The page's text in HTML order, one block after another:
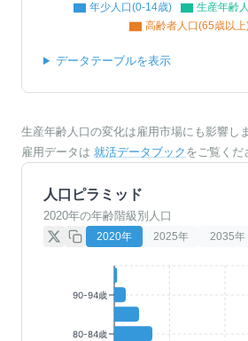
年少人口(0-14歳)
生産年齢
高齢者人口(65歳以上
データテーブルを表示
生産年齢人口の変化は雇用市場にも影響し
雇用データは 就活データブック をご覧くだ
人口ピラミッド
2020年の年齢階級別人口
2020年 2025年 2035年
90-94歳
80-84歳